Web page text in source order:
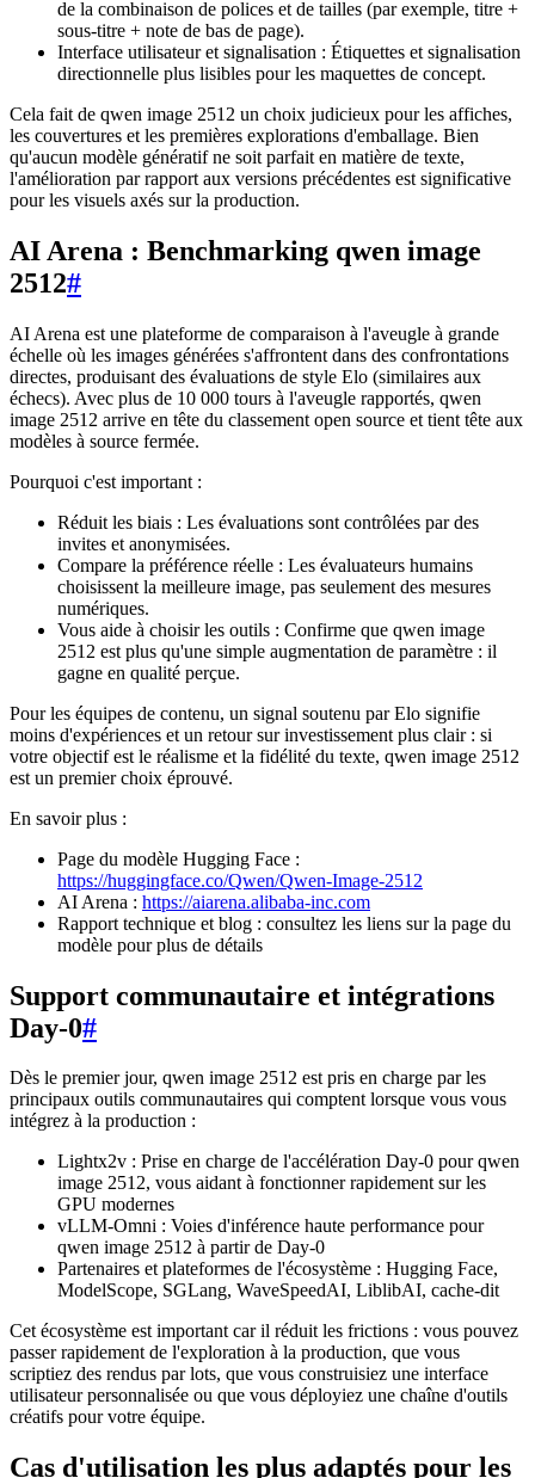
de la combinaison de polices et de tailles (par exemple, titre +
sous-titre + note de bas de page).
Interface utilisateur et signalisation : Étiquettes et signalisation
directionnelle plus lisibles pour les maquettes de concept.
Cela fait de qwen image 2512 un choix judicieux pour les affiches,
les couvertures et les premières explorations d'emballage. Bien
qu'aucun modèle génératif ne soit parfait en matière de texte,
l'amélioration par rapport aux versions précédentes est significative
pour les visuels axés sur la production.
AI Arena : Benchmarking qwen image
2512#
AI Arena est une plateforme de comparaison à l'aveugle à grande
échelle où les images générées s'affrontent dans des confrontations
directes, produisant des évaluations de style Elo (similaires aux
échecs). Avec plus de 10 000 tours à l'aveugle rapportés, qwen
image 2512 arrive en tête du classement open source et tient tête aux
modèles à source fermée.
Pourquoi c'est important :
Réduit les biais : Les évaluations sont contrôlées par des
invites et anonymisées.
Compare la préférence réelle : Les évaluateurs humains
choisissent la meilleure image, pas seulement des mesures
numériques.
Vous aide à choisir les outils : Confirme que qwen image
2512 est plus qu'une simple augmentation de paramètre : il
gagne en qualité perçue.
Pour les équipes de contenu, un signal soutenu par Elo signifie
moins d'expériences et un retour sur investissement plus clair : si
votre objectif est le réalisme et la fidélité du texte, qwen image 2512
est un premier choix éprouvé.
En savoir plus :
Page du modèle Hugging Face :
https://huggingface.co/Qwen/Qwen-Image-2512
AI Arena : https://aiarena.alibaba-inc.com
Rapport technique et blog : consultez les liens sur la page du
modèle pour plus de détails
Support communautaire et intégrations
Day-0#
Dès le premier jour, qwen image 2512 est pris en charge par les
principaux outils communautaires qui comptent lorsque vous vous
intégrez à la production :
Lightx2v : Prise en charge de l'accélération Day-0 pour qwen
image 2512, vous aidant à fonctionner rapidement sur les
GPU modernes
vLLM-Omni : Voies d'inférence haute performance pour
qwen image 2512 à partir de Day-0
Partenaires et plateformes de l'écosystème : Hugging Face,
ModelScope, SGLang, WaveSpeedAI, LiblibAI, cache-dit
Cet écosystème est important car il réduit les frictions : vous pouvez
passer rapidement de l'exploration à la production, que vous
scriptiez des rendus par lots, que vous construisiez une interface
utilisateur personnalisée ou que vous déployiez une chaîne d'outils
créatifs pour votre équipe.
Cas d'utilisation les plus adaptés pour les